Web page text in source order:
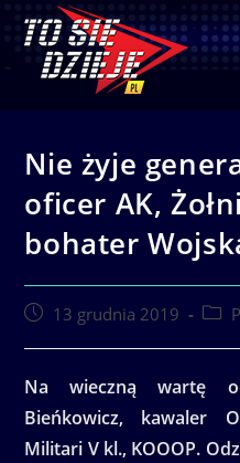
content
Nie żyje
oficer AK,
bohater
Post13 grudnia 2019
Post
Na wieczną wartę
Bieńkowicz, kawaler
Militari V kl., KOOOP.